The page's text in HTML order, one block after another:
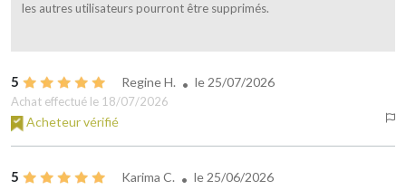
les autres utilisateurs pourront être supprimés.
5 Regine H. le25/07/2026
Achat effectué le 18/07/2026
Acheteur vérifié
5 Karima C. le25/06/2026